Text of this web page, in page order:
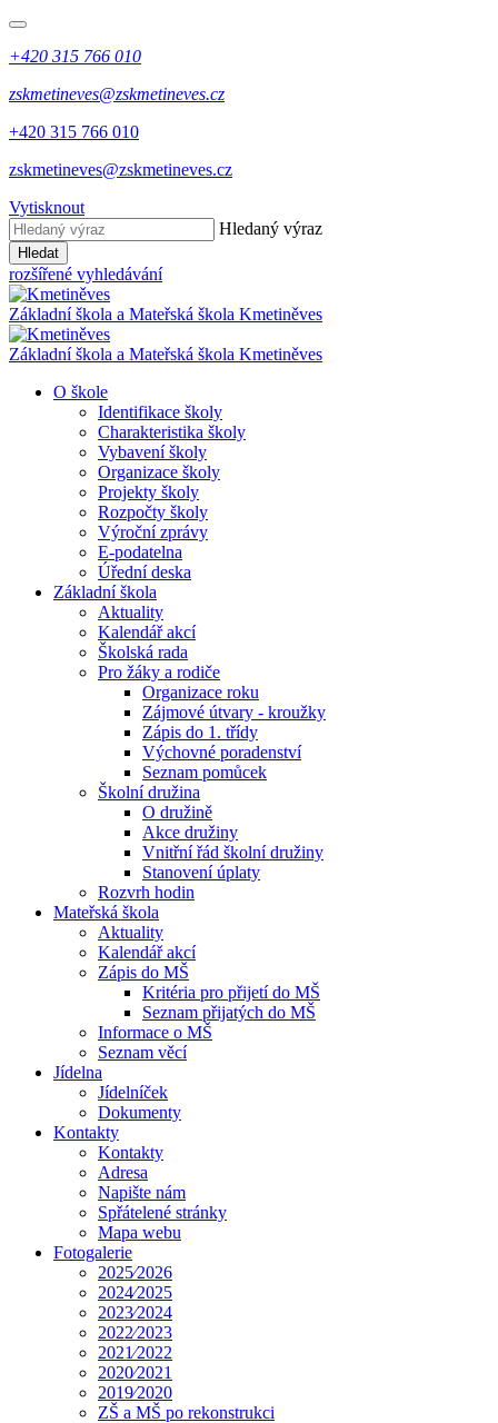
+420 315 766 010
zskmetineves@zskmetineves.cz
+420 315 766 010
zskmetineves@zskmetineves.cz
Vytisknout
Hledaný výraz
Hledat
rozšířené vyhledávání
Základní škola a Mateřská škola Kmetiněves
Základní škola a Mateřská škola Kmetiněves
O škole
Identifikace školy
Charakteristika školy
Vybavení školy
Organizace školy
Projekty školy
Rozpočty školy
Výroční zprávy
E-podatelna
Úřední deska
Základní škola
Aktuality
Kalendář akcí
Školská rada
Pro žáky a rodiče
Organizace roku
Zájmové útvary - kroužky
Zápis do 1. třídy
Výchovné poradenství
Seznam pomůcek
Školní družina
O družině
Akce družiny
Vnitřní řád školní družiny
Stanovení úplaty
Rozvrh hodin
Mateřská škola
Aktuality
Kalendář akcí
Zápis do MŠ
Kritéria pro přijetí do MŠ
Seznam přijatých do MŠ
Informace o MŠ
Seznam věcí
Jídelna
Jídelníček
Dokumenty
Kontakty
Kontakty
Adresa
Napište nám
Spřátelené stránky
Mapa webu
Fotogalerie
2025⁄2026
2024⁄2025
2023⁄2024
2022⁄2023
2021⁄2022
2020⁄2021
2019⁄2020
ZŠ a MŠ po rekonstrukci